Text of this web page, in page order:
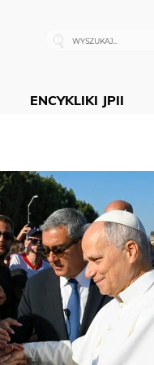
ENCYKLIKI JPII